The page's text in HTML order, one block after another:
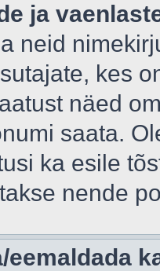
ja
neid
kes
näed
saata.
ka esile
nende
eemaldada